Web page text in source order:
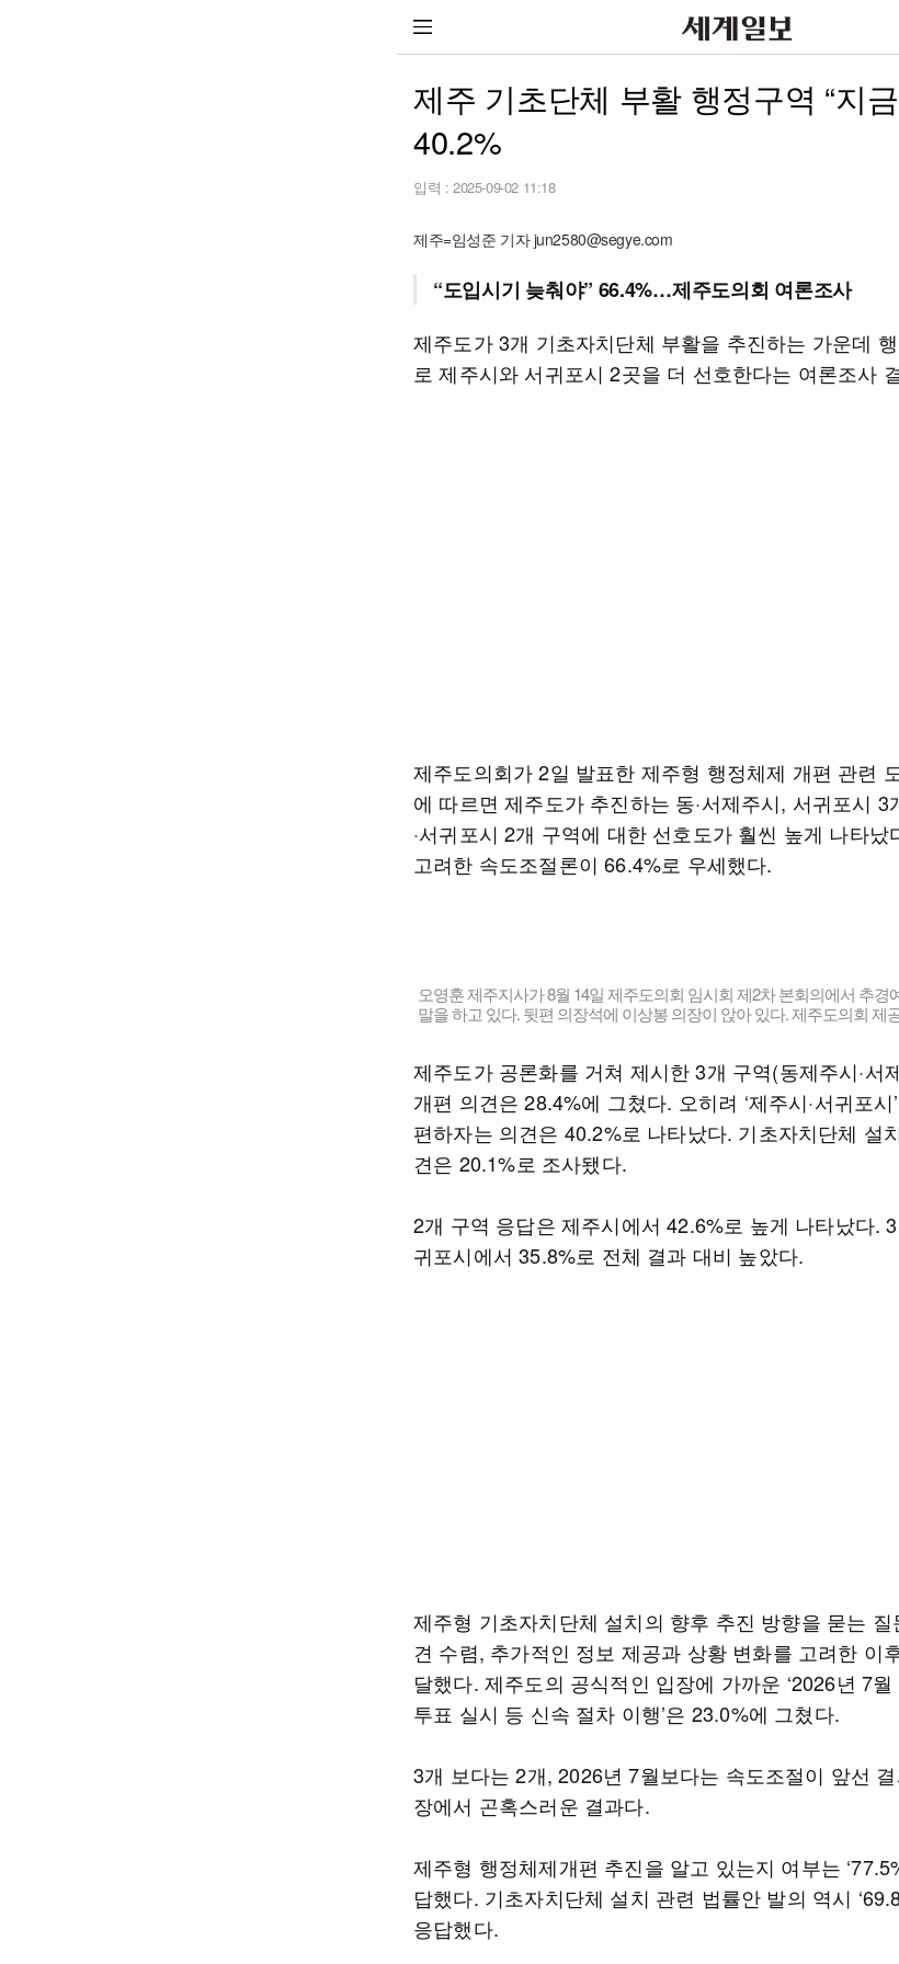
제주 기초단체 부활 행정구역 “지
40.2%
입력 : 2025-09-02 11:18
제주=임성준 기자 jun2580@segye.com
“도입시기 늦춰야” 66.4%…제주도의회 여론조사
제주도가 3개 기초자치단체 부활을 추진하는 가운데
로 제주시와 서귀포시 2곳을 더 선호한다는 여론조사
제주도의회가 2일 발표한 제주형 행정체제 개편 관련
에 따르면 제주도가 추진하는 동·서제주시, 서귀포시 3
·서귀포시 2개 구역에 대한 선호도가 훨씬 높게 나타났
고려한 속도조절론이 66.4%로 우세했다.
오영훈 제주지사가 8월 14일 제주도의회 임시회 제2차 본회의에서 추경
말을 하고 있다. 뒷편 의장석에 이상봉 의장이 앉아 있다. 제주도의회 제
제주도가 공론화를 거쳐 제시한 3개 구역(동제주시·서
개편 의견은 28.4%에 그쳤다. 오히려 ‘제주시·서귀포시
편하자는 의견은 40.2%로 나타났다. 기초자치단체 설
견은 20.1%로 조사됐다.
2개 구역 응답은 제주시에서 42.6%로 높게 나타났다.
귀포시에서 35.8%로 전체 결과 대비 높았다.
제주형 기초자치단체 설치의 향후 추진 방향을 묻는 질
견 수렴, 추가적인 정보 제공과 상황 변화를 고려한 이
달했다. 제주도의 공식적인 입장에 가까운 ‘2026년 7
투표 실시 등 신속 절차 이행’은 23.0%에 그쳤다.
3개 보다는 2개, 2026년 7월보다는 속도조절이 앞선
장에서 곤혹스러운 결과다.
제주형 행정체제개편 추진을 알고 있는지 여부는
답했다. 기초자치단체 설치 관련 법률안 발의 역시
응답했다.